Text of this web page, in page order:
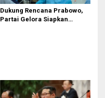
Dukung Rencana Prabowo,
Partai Gelora Siapkan